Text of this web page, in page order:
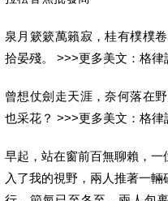
泉月簌簌萬籟寂，桂有樸樸
拾晏殘。 >>>更多美文：格律
曾想仗劍走天涯，奈何落在
也采花？ >>>更多美文：格律
早起，站在窗前百無聊賴，
入了我的視野，兩人推著一